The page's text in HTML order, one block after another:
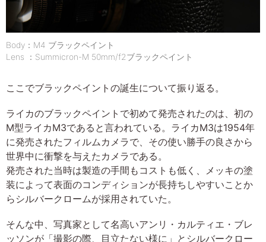
Body：M4 ブラックペイント
Lens ：Summicron-M 50mm/f2ブラックペイント
ここでブラックペイントの誕生について振り返る。
ライカのブラックペイントで初めて発売されたのは、初の
M型ライカM3であると言われている。ライカM3は1954年
に発売されたフィルムカメラで、その使い勝手の良さから
世界中に衝撃を与えたカメラである。
発売された当時は製造の手間もコストも低く、メッキの塗
装によって表面のコンディションが長持ちしやすいことか
らシルバークロームが採用されていた。
そんな中、写真家として名高いアンリ・カルティエ・ブレ
ッソンが「撮影の際、目立たない様に」とシルバークロー